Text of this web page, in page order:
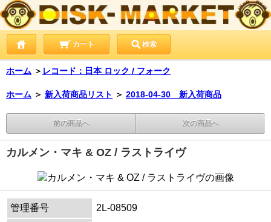
カート 検索
ホーム ＞ レコード：日本 ロック / フォーク
ホーム ＞ 新入荷商品リスト ＞ 2018-04-30 新入荷商品
前の商品へ 次の商品へ
カルメン・マキ & OZ / ラストライヴ
管理番号
2L-08509